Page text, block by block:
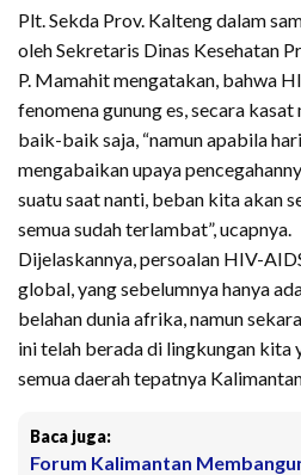
Plt. Sekda Prov. Kalteng dalam
oleh Sekretaris Dinas Kesehatan
P. Mamahit mengatakan, bahwa
fenomena gunung es, secara
baik-baik saja, “namun apabila
mengabaikan upaya
suatu saat nanti, beban kita akan
semua sudah terlambat”, ucapnya.
Dijelaskannya, persoalan HIV-
global, yang sebelumnya hanya
belahan dunia afrika, namun
ini telah berada di lingkungan kita
semua daerah tepatnya
Baca juga:
Forum Kalimantan